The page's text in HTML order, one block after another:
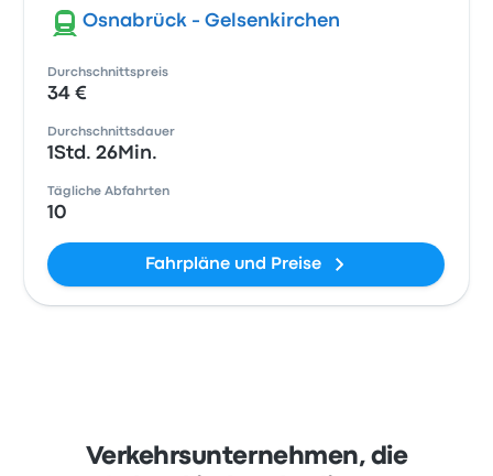
Osnabrück - Gelsenkirchen
Durchschnittspreis
34 €
Durchschnittsdauer
1Std. 26Min.
Tägliche Abfahrten
10
Fahrpläne und Preise
Verkehrsunternehmen, die